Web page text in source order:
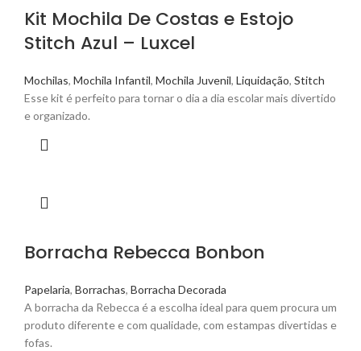
Kit Mochila De Costas e Estojo
Stitch Azul – Luxcel
Mochilas, Mochila Infantil, Mochila Juvenil, Liquidação, Stitch
Esse kit é perfeito para tornar o dia a dia escolar mais divertido
e organizado.
Borracha Rebecca Bonbon
Papelaria, Borrachas, Borracha Decorada
A borracha da Rebecca é a escolha ideal para quem procura um
produto diferente e com qualidade, com estampas divertidas e
fofas.